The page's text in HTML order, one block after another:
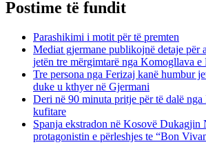
Postime të fundit
Parashikimi i motit për të premten
Mediat gjermane publikojnë detaje për
jetën tre mërgimtarë nga Komogllava e
Tre persona nga Ferizaj kanë humbur
duke u kthyer në Gjermani
Deri në 90 minuta pritje për të dalë
kufitare
Spanja ekstradon në Kosovë
protagonistin e përleshjes te “Bon